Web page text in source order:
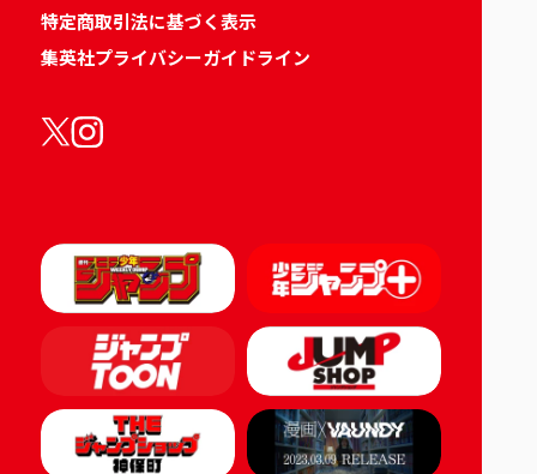
特定商取引法に基づく表示
集英社プライバシーガイドライン